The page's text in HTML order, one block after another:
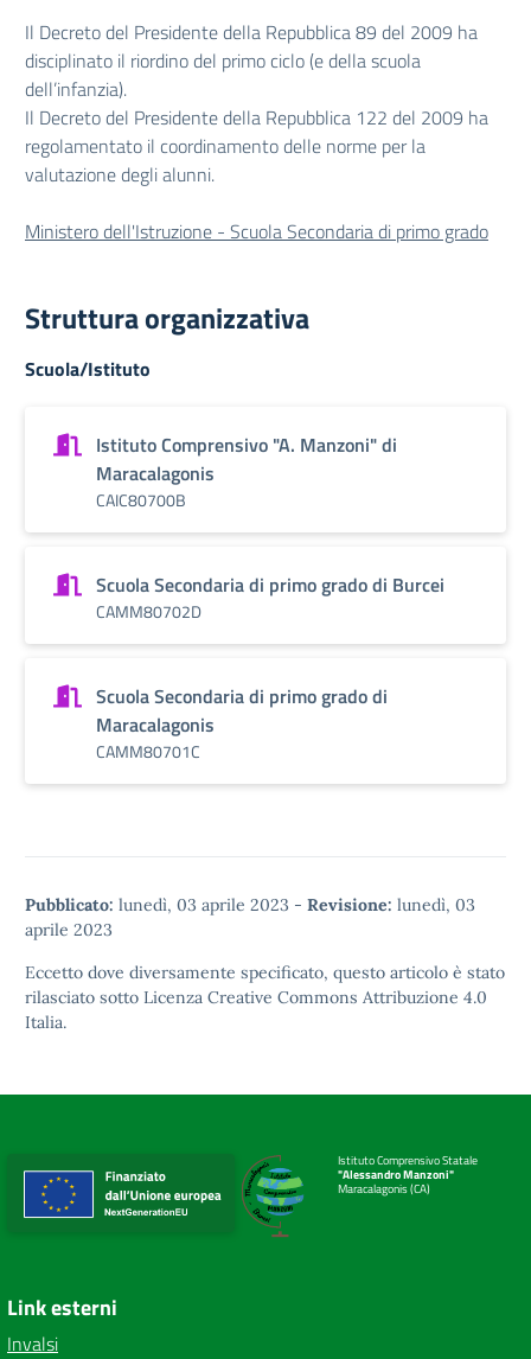
Il Decreto del Presidente della Repubblica 89 del 2009 ha
disciplinato il riordino del primo ciclo (e della scuola
dell’infanzia).
Il Decreto del Presidente della Repubblica 122 del 2009 ha
regolamentato il coordinamento delle norme per la
valutazione degli alunni.
Ministero dell'Istruzione - Scuola Secondaria di primo grado
Struttura organizzativa
Scuola/Istituto
Istituto Comprensivo "A. Manzoni" di
Maracalagonis
CAIC80700B
Scuola Secondaria di primo grado di Burcei
CAMM80702D
Scuola Secondaria di primo grado di
Maracalagonis
CAMM80701C
Pubblicato: lunedì, 03 aprile 2023 - Revisione: lunedì, 03
aprile 2023
Eccetto dove diversamente specificato, questo articolo è stato
rilasciato sotto Licenza Creative Commons Attribuzione 4.0
Italia.
Istituto Comprensivo Statale
"Alessandro Manzoni"
Maracalagonis (CA)
Link esterni
Invalsi